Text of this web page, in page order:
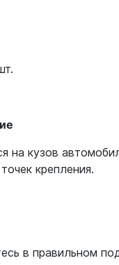
на кузов
крепления.
в правильном